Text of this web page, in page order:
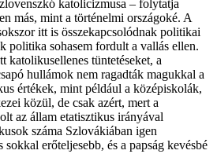
katolicizmusa – folytatja
más, mint a történelmi országoké. A
itt is összekapcsolódnak politikai
politika sohasem fordult a vallás ellen.
katolikusellenes tüntetéseket, a
hullámok nem ragadták magukkal a
értékek, mint például a középiskolák,
közül, de csak azért, mert a
az állam etatisztikus irányával
száma Szlovákiában igen
erőteljesebb, és a papság kevésbé